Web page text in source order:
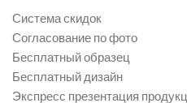
Система скидок
Согласование по фото
Бесплатный образец
Бесплатный дизайн
Экспресс презентация